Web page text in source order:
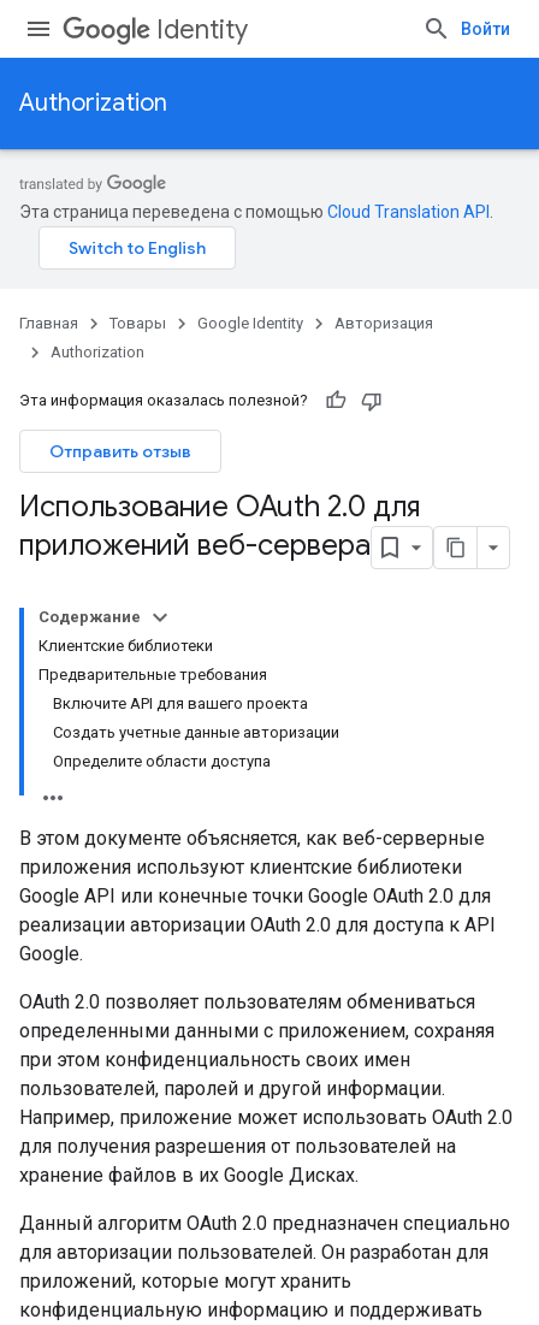
Identity Войти
Authorization
Эта страница переведена с помощью Cloud Translation API
Главная Товары Google Identity
Авторизация
Authorization
Эта информация оказалась полезной?
Отправить отзыв
Использование OAuth 2.0 для
приложений веб-сервера
Содержание
Клиентские библиотеки
Предварительные требования
Включите API для вашего проекта
Создать учетные данные авторизации
Определите области доступа
В этом документе объясняется, как веб-серверные
приложения используют клиентские библиотеки
Google API или конечные точки Google OAuth 2.0 для
реализации авторизации OAuth 2.0 для доступа к API
Google.
OAuth 2.0 позволяет пользователям обмениваться
определенными данными с приложением, сохраняя
при этом конфиденциальность своих имен
пользователей, паролей и другой информации.
Например, приложение может использовать OAuth 2.0
для получения разрешения от пользователей на
хранение файлов в их Google Дисках.
Данный алгоритм OAuth 2.0 предназначен специально
для авторизации пользователей. Он разработан для
приложений, которые могут хранить
конфиденциальную информацию и поддерживать